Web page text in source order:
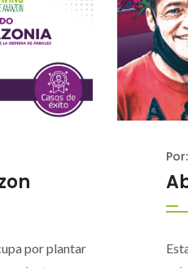
por plantar
Por: